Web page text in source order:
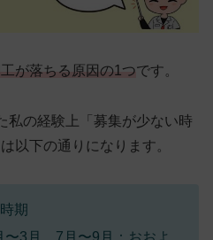
が落ちる原因の1つです。
私の経験上「募集が少ない時
以下の通りになります。
期
3月、7月〜9月：おおよ